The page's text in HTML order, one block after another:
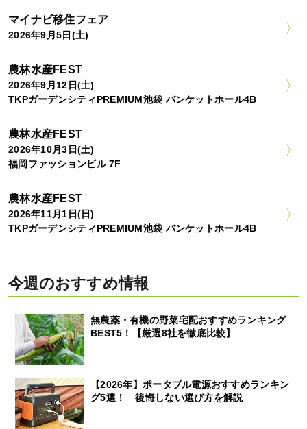
マイナビ移住フェア
2026年9月5日(土)
農林水産FEST
2026年9月12日(土)
TKPガーデンシティPREMIUM池袋 バンケットホール4B
農林水産FEST
2026年10月3日(土)
福岡ファッションビル 7F
農林水産FEST
2026年11月1日(日)
TKPガーデンシティPREMIUM池袋 バンケットホール4B
今週のおすすめ情報
無農薬・有機の野菜宅配おすすめランキング
BEST5！【厳選8社を徹底比較】
【2026年】ポータブル電源おすすめランキン
グ5選！ 後悔しない選び方を解説